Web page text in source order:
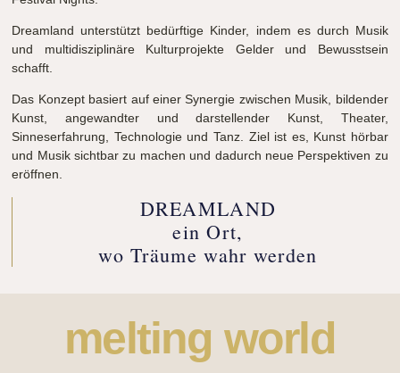
Dreamland unterstützt bedürftige Kinder, indem es durch Musik
und multidisziplinäre Kulturprojekte Gelder und Bewusstsein
schafft.
Das Konzept basiert auf einer Synergie zwischen Musik, bildender
Kunst, angewandter und darstellender Kunst, Theater,
Sinneserfahrung, Technologie und Tanz. Ziel ist es, Kunst hörbar
und Musik sichtbar zu machen und dadurch neue Perspektiven zu
eröffnen.
DREAMLAND
ein Ort,
wo Träume wahr werden
melting world